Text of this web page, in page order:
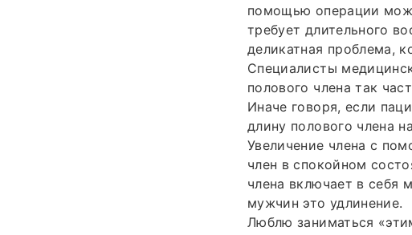
помощью операции
требует длительного
деликатная проблема,
Специалисты
полового члена так
Иначе говоря, если
длину полового члена
Увеличение члена с
член в спокойном
члена включает в себя
мужчин это удлинение.
Люблю заниматься